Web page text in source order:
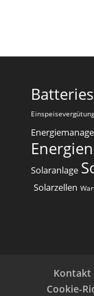
Einspeisevergütung
Energien
Solaranlage
Solarzellen
Kontakt
Cookie-